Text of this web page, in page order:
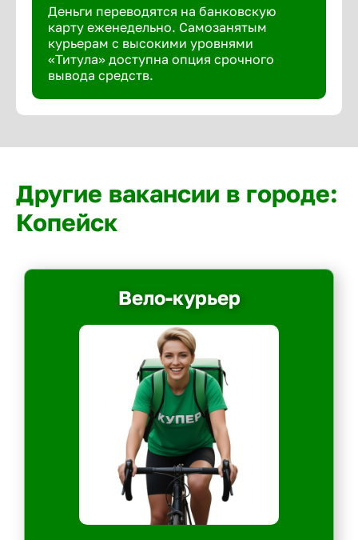
Деньги переводятся на банковскую
карту еженедельно. Самозанятым
курьерам с высокими уровнями
«Титула» доступна опция срочного
вывода средств.
Другие вакансии в городе:
Копейск
Вело-курьер